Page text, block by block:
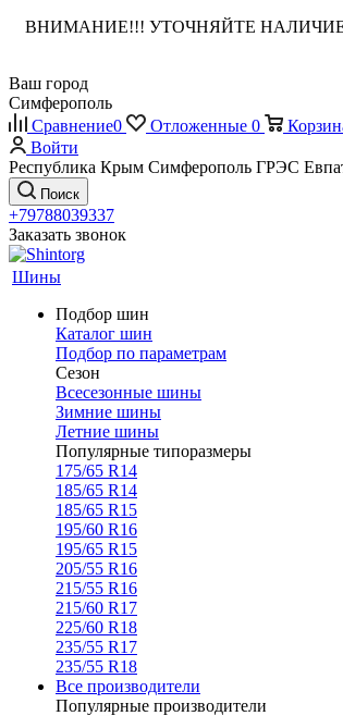
ВНИМАНИЕ!!! УТОЧНЯЙТЕ
Ваш город
Симферополь
Сравнение0 Отложенные 0
Войти
Республика Крым Симферополь ГРЭС
Поиск
+79788039337
Заказать звонок
Шины
Подбор шин
Каталог шин
Подбор по параметрам
Сезон
Всесезонные шины
Зимние шины
Летние шины
Популярные типоразмеры
175/65 R14
185/65 R14
185/65 R15
195/60 R16
195/65 R15
205/55 R16
215/55 R16
215/60 R17
225/60 R18
235/55 R17
235/55 R18
Все производители
Популярные производители